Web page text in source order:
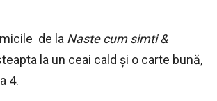
de la Naste cum simti &
la un ceai cald şi o carte bună,
4.